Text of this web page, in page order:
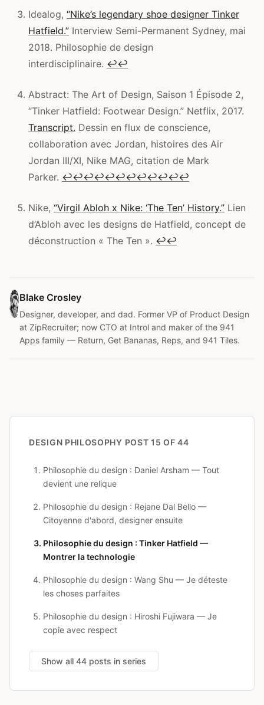
Idealog, “Nike’s legendary shoe designer Tinker
Hatfield.” Interview Semi-Permanent Sydney, mai
2018. Philosophie de design
interdisciplinaire. ↩↩
Abstract: The Art of Design, Saison 1 Épisode 2,
“Tinker Hatfield: Footwear Design.” Netflix, 2017.
Transcript. Dessin en flux de conscience,
collaboration avec Jordan, histoires des Air
Jordan III/XI, Nike MAG, citation de Mark
Parker. ↩↩↩↩↩↩↩↩↩↩↩↩
Nike, “Virgil Abloh x Nike: ‘The Ten’ History.” Lien
d’Abloh avec les designs de Hatfield, concept de
déconstruction « The Ten ». ↩↩
Blake Crosley
Designer, developer, and dad. Former VP of Product Design
at ZipRecruiter; now CTO at Introl and maker of the 941
Apps family — Return, Get Bananas, Reps, and 941 Tiles.
DESIGN PHILOSOPHY POST 15 OF 44
Philosophie du design : Daniel Arsham — Tout
devient une relique
Philosophie du design : Rejane Dal Bello —
Citoyenne d'abord, designer ensuite
Philosophie du design : Tinker Hatfield —
Montrer la technologie
Philosophie du design : Wang Shu — Je déteste
les choses parfaites
Philosophie du design : Hiroshi Fujiwara — Je
copie avec respect
Show all 44 posts in series